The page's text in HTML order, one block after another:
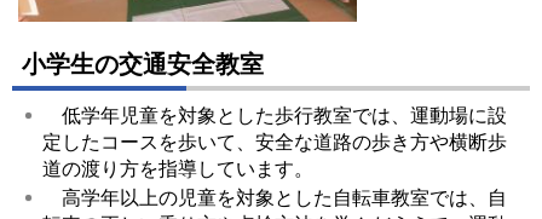
小学生の交通安全教室
低学年児童を対象とした歩行教室では、運動場に設
定したコースを歩いて、安全な道路の歩き方や横断歩
道の渡り方を指導しています。
高学年以上の児童を対象とした自転車教室では、自